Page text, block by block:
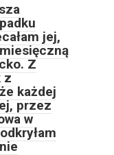
jej,
Z
z
każdej
przez
w